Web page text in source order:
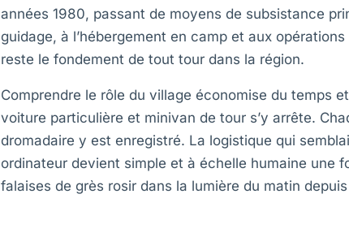
années 1980, passant de moyens de subsistance
guidage, à l’hébergement en camp et aux
reste le fondement de tout tour dans la région.
Comprendre le rôle du village économise du temps
voiture particulière et minivan de tour s’y arrête.
dromadaire y est enregistré. La logistique qui
ordinateur devient simple et à échelle humaine une
falaises de grès rosir dans la lumière du matin